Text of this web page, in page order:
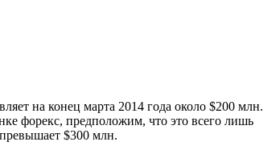
на конец марта 2014 года около $200 млн.
форекс, предположим, что это всего лишь
$300 млн.